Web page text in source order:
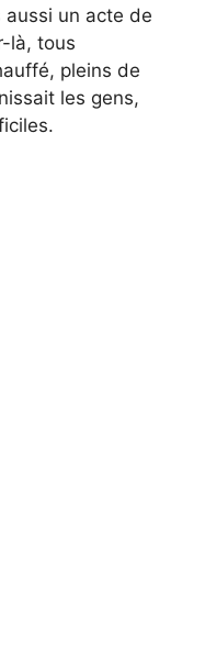
un acte de
là, tous
pleins de
les gens,